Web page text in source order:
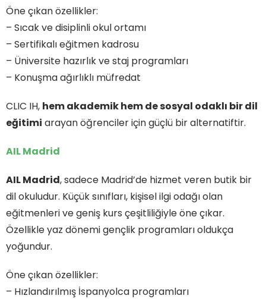
Öne çıkan özellikler:
– Sıcak ve disiplinli okul ortamı
– Sertifikalı eğitmen kadrosu
– Üniversite hazırlık ve staj programları
– Konuşma ağırlıklı müfredat
CLIC IH, hem akademik hem de sosyal odaklı bir dil
eğitimi arayan öğrenciler için güçlü bir alternatiftir.
AIL Madrid
AIL Madrid, sadece Madrid’de hizmet veren butik bir
dil okuludur. Küçük sınıfları, kişisel ilgi odağı olan
eğitmenleri ve geniş kurs çeşitliliğiyle öne çıkar.
Özellikle yaz dönemi gençlik programları oldukça
yoğundur.
Öne çıkan özellikler:
– Hızlandırılmış İspanyolca programları